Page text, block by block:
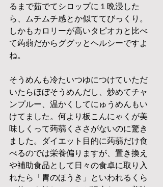
るまで茹でてシロップに１晩浸した
ら、ムチムチ感とか似ててびっくり。
しかもカロリーが高いタピオカと比べ
て蒟蒻だからググッとヘルシーですよ
ね。
そうめんも冷たいつゆにつけていただ
いたらほぼそうめんだし、炒めてチャ
ンプルー、温かくしてにゅうめんもい
けてました。何より板こんにゃくが美
味しくって蒟蒻くささがないのに驚き
ました。ダイエット目的に蒟蒻だけ食
べるのでは栄養偏りますが、置き換え
や補助食品として日々の食卓に取り入
れたら「胃のほうき」といわれるくら